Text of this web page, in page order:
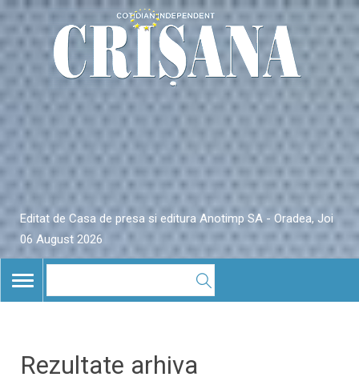
Editat de Casa de presa si editura Anotimp SA - Oradea, Joi
06 August 2026
TOGGLE
NAVIGATION
Rezultate arhiva